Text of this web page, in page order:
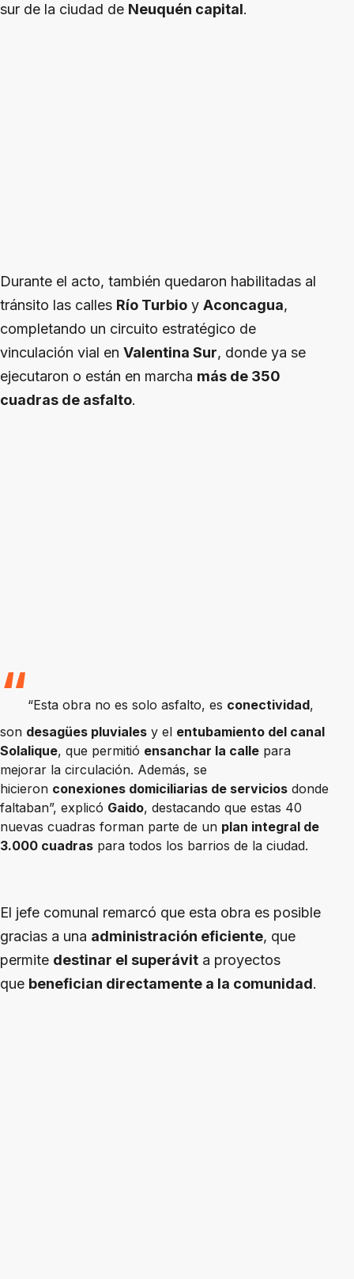
sur de la ciudad de Neuquén capital.
Durante el acto, también quedaron habilitadas al
tránsito las calles Río Turbio y Aconcagua,
completando un circuito estratégico de
vinculación vial en Valentina Sur, donde ya se
ejecutaron o están en marcha más de 350
cuadras de asfalto.
“Esta obra no es solo asfalto, es conectividad,
son desagües pluviales y el entubamiento del canal
Solalique, que permitió ensanchar la calle para
mejorar la circulación. Además, se
hicieron conexiones domiciliarias de servicios donde
faltaban”, explicó Gaido, destacando que estas 40
nuevas cuadras forman parte de un plan integral de
3.000 cuadras para todos los barrios de la ciudad.
El jefe comunal remarcó que esta obra es posible
gracias a una administración eficiente, que
permite destinar el superávit a proyectos
que benefician directamente a la comunidad.